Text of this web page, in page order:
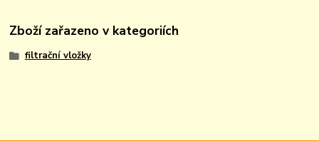
Zboží zařazeno v kategoriích
filtrační vložky